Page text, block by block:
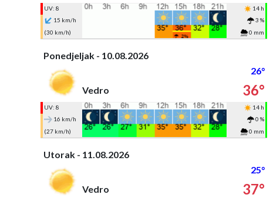
UV: 8
14 h
15 km/h
3 %
(30 km/h)
0 mm
Ponedjeljak - 10.08.2026
26°
Vedro
36°
UV: 8
14 h
16 km/h
0 %
(27 km/h)
0 mm
Utorak - 11.08.2026
25°
Vedro
37°